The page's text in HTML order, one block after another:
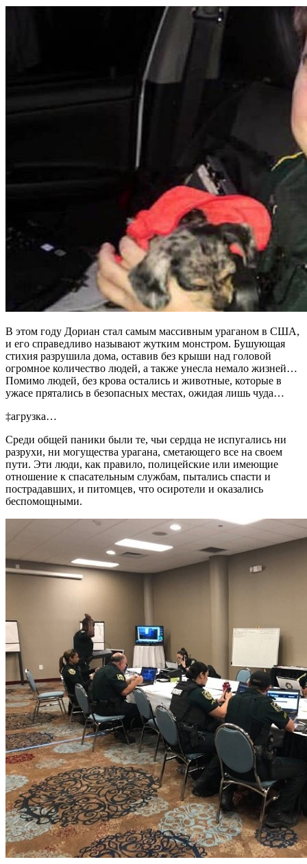
В этом году Дориан стал самым массивным ураганом в США,
и его справедливо называют жутким монстром. Бушующая
стихия разрушила дома, оставив без крыши над головой
огромное количество людей, а также унесла немало жизней…
Помимо людей, без крова остались и животные, которые в
ужасе прятались в безопасных местах, ожидая лишь чуда…
‡агрузка…
Среди общей паники были те, чьи сердца не испугались ни
разрухи, ни могущества урагана, сметающего все на своем
пути. Эти люди, как правило, полицейские или имеющие
отношение к спасательным службам, пытались спасти и
пострадавших, и питомцев, что осиротели и оказались
беспомощными.